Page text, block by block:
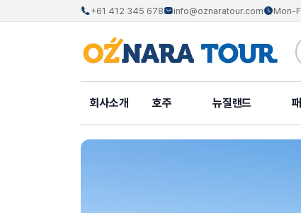
+61 412 345 678 info@oznaratour.com Mon-
회사소개 호주 뉴질랜드